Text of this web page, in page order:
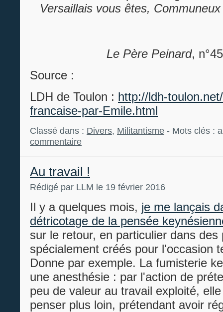
Versaillais vous êtes,
Le Père Peinard,
Source :
LDH de Toulon : http://ldh-
francaise-par-Emile.html
Classé dans : Divers, Militantisme - Mots clés :
commentaire
Au travail !
Rédigé par LLM le 19 février 2016
Il y a quelques mois, je me lançais
détricotage de la pensée
sur le retour, en particulier dans des
spécialement créés pour l'occasion
Donne par exemple. La fumisterie
une anesthésie : par l'action de
peu de valeur au travail exploité,
penser plus loin, prétendant avoir